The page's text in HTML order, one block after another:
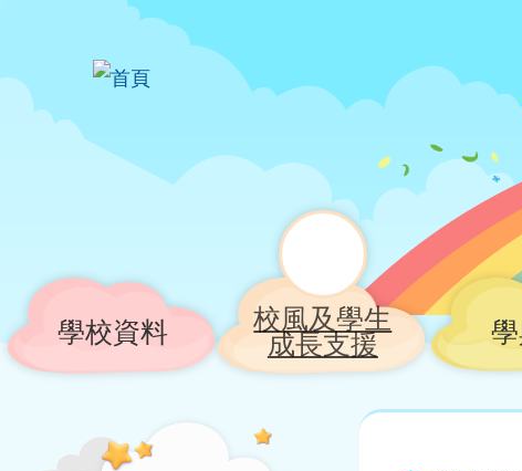
Main
navigation
學校資料
校風及學生
成長支援
Main